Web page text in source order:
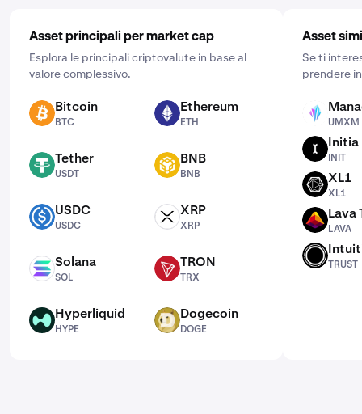
Asset principali per market cap
Esplora le principali criptovalute in base al
valore complessivo.
BTC Bitcoin
BTC
ETH Ethereum
ETH
USDT Tether
USDT
BNB BNB
BNB
USDC USDC
USDC
XRP XRP
XRP
SOL Solana
SOL
TRX TRON
TRX
HYPE Hyperliquid
HYPE
DOGE Dogecoin
DOGE
Asset
Se ti
prendere
UMXM
UMXM
Initia
INIT
XL1 XL1
XL1
LAVA Lava
LAVA
TRUST
TRUST